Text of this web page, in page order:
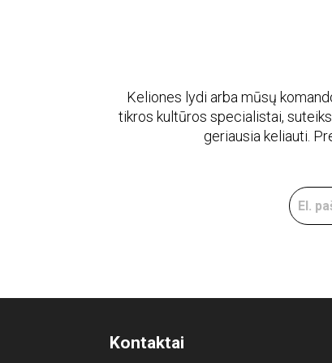
Keliones lydi arba mūsų
tikros kultūros specialistai,
geriausia keliauti.
Kontaktai